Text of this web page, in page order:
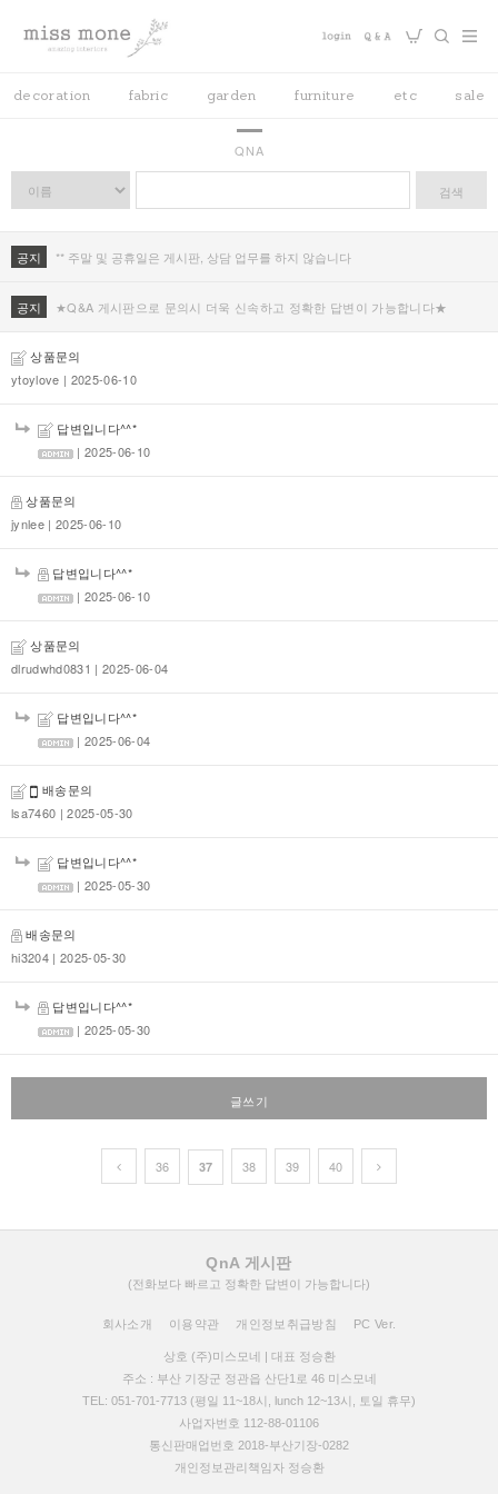
decoration fabric garden furniture etc sale
QNA
검색
공지 ** 주말 및 공휴일은 게시판, 상담 업무를 하지 않습니다
공지 ★Q&A 게시판으로 문의시 더욱 신속하고 정확한 답변이 가능합니다★
상품문의
ytoylove | 2025-06-10
답변입니다^^*
| 2025-06-10
상품문의
jynlee | 2025-06-10
답변입니다^^*
| 2025-06-10
상품문의
dlrudwhd0831 | 2025-06-04
답변입니다^^*
| 2025-06-04
배송문의
lsa7460 | 2025-05-30
답변입니다^^*
| 2025-05-30
배송문의
hi3204 | 2025-05-30
답변입니다^^*
| 2025-05-30
글쓰기
36 37 38 39 40
QnA 게시판
(전화보다 빠르고 정확한 답변이 가능합니다)
회사소개 이용약관 개인정보취급방침 PC Ver.
상호 (주)미스모네 | 대표 정승환
주소 : 부산 기장군 정관읍 산단1로 46 미스모네
TEL: 051-701-7713 (평일 11~18시, lunch 12~13시, 토일 휴무)
사업자번호 112-88-01106
통신판매업번호 2018-부산기장-0282
개인정보관리책임자 정승환